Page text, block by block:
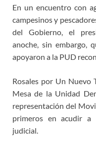
En un encuentro con
campesinos y
del Gobierno, el
anoche, sin embargo,
apoyaron a la PUD
Rosales por Un Nuevo
Mesa de la Unidad
representación del
primeros en acudir a
judicial.